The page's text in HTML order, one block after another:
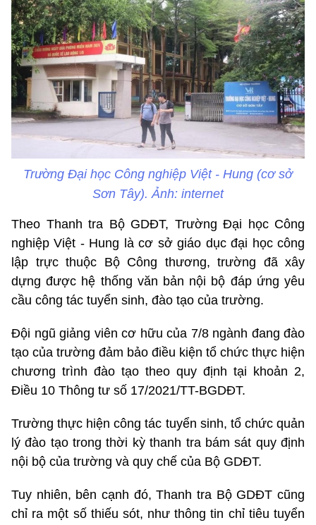
Trường Đại học Công nghiệp Việt - Hung (cơ sở
Sơn Tây). Ảnh: internet
Theo Thanh tra Bộ GDĐT, Trường Đại học Công
nghiệp Việt - Hung là cơ sở giáo dục đại học công
lập trực thuộc Bộ Công thương, trường đã xây
dựng được hệ thống văn bản nội bộ đáp ứng yêu
cầu công tác tuyển sinh, đào tạo của trường.
Đội ngũ giảng viên cơ hữu của 7/8 ngành đang đào
tạo của trường đảm bảo điều kiện tổ chức thực hiện
chương trình đào tạo theo quy định tại khoản 2,
Điều 10 Thông tư số 17/2021/TT-BGDĐT.
Trường thực hiện công tác tuyển sinh, tổ chức quản
lý đào tạo trong thời kỳ thanh tra bám sát quy định
nội bộ của trường và quy chế của Bộ GDĐT.
Tuy nhiên, bên cạnh đó, Thanh tra Bộ GDĐT cũng
chỉ ra một số thiếu sót, như thông tin chỉ tiêu tuyển